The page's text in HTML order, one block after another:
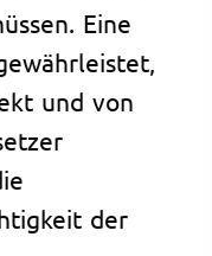
Eine
und von
der